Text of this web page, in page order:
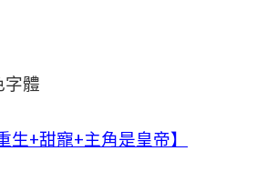
字體
生+甜寵+主角是皇帝】